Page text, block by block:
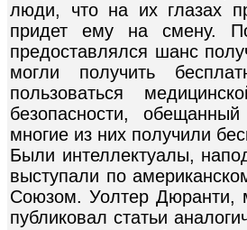
люди, что на их глазах
придет ему на смену.
предоставлялся шанс
могли получить
пользоваться
безопасности,
многие из них получили
Были интеллектуалы,
выступали по
Союзом. Уолтер Дюранти,
публиковал статьи